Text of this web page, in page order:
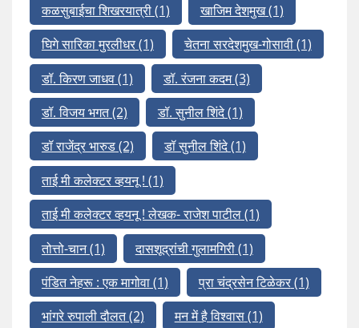
कळसुबाईचा शिखरयात्री(1) खाजिम देशमुख(1)
घिगे सारिका मुरलीधर(1) चेतना सरदेशमुख-गोसावी(1)
डॉ. किरण जाधव(1) डॉ. रंजना कदम(3)
डॉ. विजय भगत(2) डॉ. सुनील शिंदे(1)
डॉ राजेंद्र भारुड(2) डॉ सुनील शिंदे(1)
ताई मी कलेक्टर व्हयनू ! (1)
ताई मी कलेक्टर व्हयनू ! लेखक- राजेश पाटील(1)
तोत्तो-चान(1) दासशूद्रांची गुलामगिरी(1)
पंडित नेहरू : एक मागोवा(1) प्रा चंद्रसेन टिळेकर(1)
भांगरे रुपाली दौलत(2) मन में है विश्वास(1)